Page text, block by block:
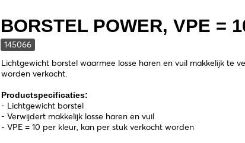
BORSTEL POWER, VPE =
145066
Lichtgewicht borstel waarmee losse haren en vuil makkelijk te
worden verkocht.
Productspecificaties:
- Lichtgewicht borstel
- Verwijdert makkelijk losse haren en vuil
- VPE = 10 per kleur, kan per stuk verkocht worden